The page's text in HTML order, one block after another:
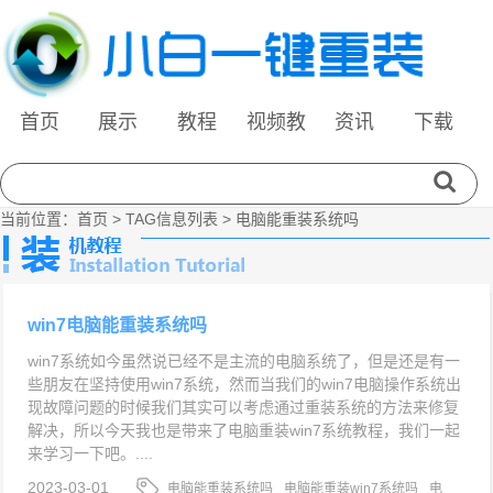
首页 展示 教程
视频教
资讯 下载
当前位置： 首页 > TAG信息列表 > 电脑能重装系统吗
win7电脑能重装系统吗
win7系统如今虽然说已经不是主流的电脑系统了，但是还是有一
些朋友在坚持使用win7系统，然而当我们的win7电脑操作系统出
现故障问题的时候我们其实可以考虑通过重装系统的方法来修复
解决，所以今天我也是带来了电脑重装win7系统教程，我们一起
来学习一下吧。....
2023-03-01
电脑能重装系统吗 电脑能重装win7系统吗
电